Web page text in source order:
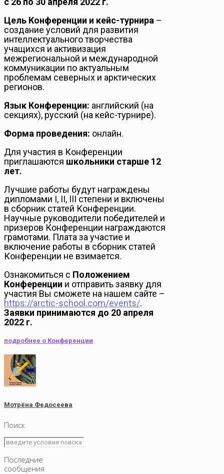
Цель Конференции и кейс-турнира –
создание условий для развития
интеллектуального творчества
учащихся и активизация
межрегиональной и международной
коммуникации по актуальным
проблемам северных и арктических
регионов.
Язык Конференции: английский (на
секциях), русский (на кейс-турнире).
Форма проведения: онлайн.
Для участия в Конференции
приглашаются школьники старше 12
лет.
Лучшие работы будут награждены
дипломами I, II, III степени и включены
в сборник статей Конференции.
Научные руководители победителей и
призеров Конференции награждаются
грамотами. Плата за участие и
включение работы в сборник статей
Конференции не взимается.
Ознакомиться с Положением
Конференции и отправить заявку для
участия Вы сможете на нашем сайте –
https://arctic-school.com/events/.
Заявки принимаются до 20 апреля
2022 г.
подробнее о Конференции
Мотрёна Федосеева
Поиск
Последние
сообщения